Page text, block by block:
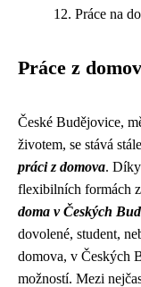
Práce na
Práce z
České Budějovice,
životem, se stává
práci z domova.
flexibilních formách
doma v Českých
dovolené, student,
domova, v Českých
možností. Mezi